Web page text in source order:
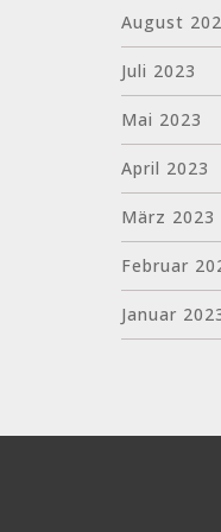
August
Juli 2023
Mai 2023
April 2023
März 2023
Februar
Januar